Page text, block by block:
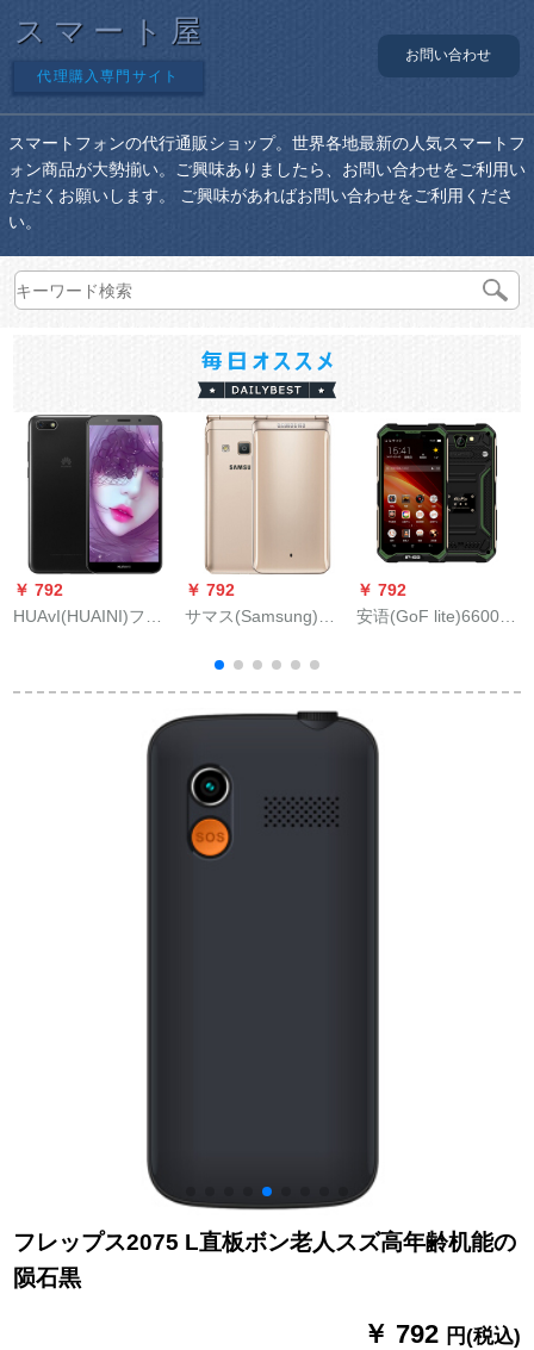
スマート屋
代理購入専門サイト
お問い合わせ
スマートフォンの代行通販ショップ。世界各地最新の人気スマートフ
ォン商品が大勢揃い。ご興味ありましたら、お問い合わせをご利用い
ただくお願いします。 ご興味があればお問い合わせをご利用くださ
い。
￥ 792
HUAvI(HUAINI)フレ
GB+32 G
￥ 792
サマス(Samsung)サ
フォウォード2(F-G
1650)は、サマーズ・
フート4 G(2 GB+16
￥ 792
安语(GoF lite)6600戸
Gは同时に信军の绿を
受ける
フレップス2075 L直板ボン老人スズ高年齢机能の
陨石黒
￥ 792 円(税込)